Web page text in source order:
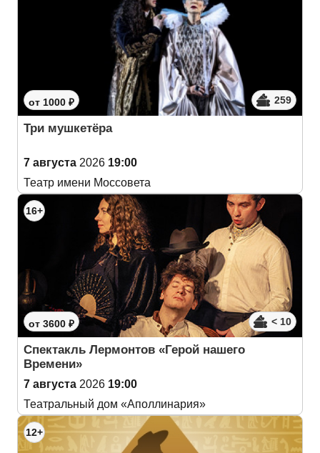
от 1000 ₽ 259
Три мушкетёра
7 августа 2026 19:00
Театр имени Моссовета
16+
от 3600 ₽ < 10
Спектакль Лермонтов «Герой нашего
Времени»
7 августа 2026 19:00
Театральный дом «Аполлинария»
12+